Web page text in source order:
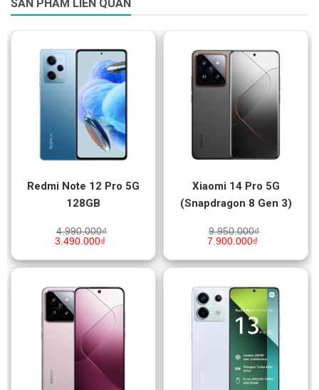
SẢN PHẨM LIÊN QUAN
Redmi Note 12 Pro 5G
128GB
4.990.000₫
3.490.000₫
Xiaomi 14 Pro 5G
(Snapdragon 8 Gen 3)
9.950.000₫
7.900.000₫